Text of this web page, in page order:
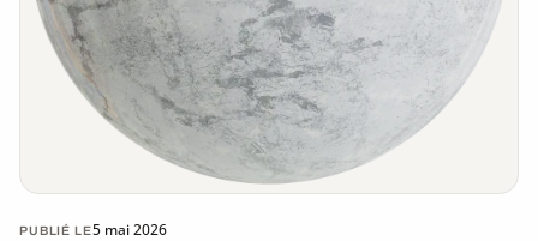
PUBLIÉ LE5 mai 2026